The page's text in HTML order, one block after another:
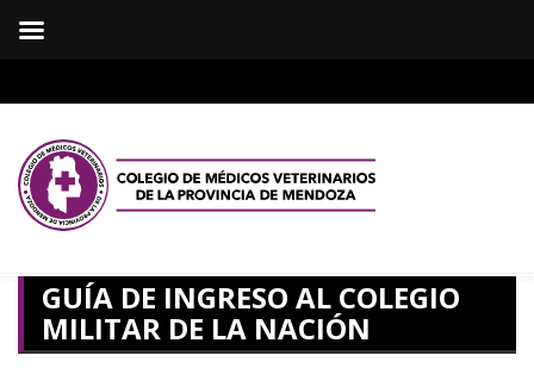
GUÍA DE INGRESO AL COLEGIO
MILITAR DE LA NACIÓN